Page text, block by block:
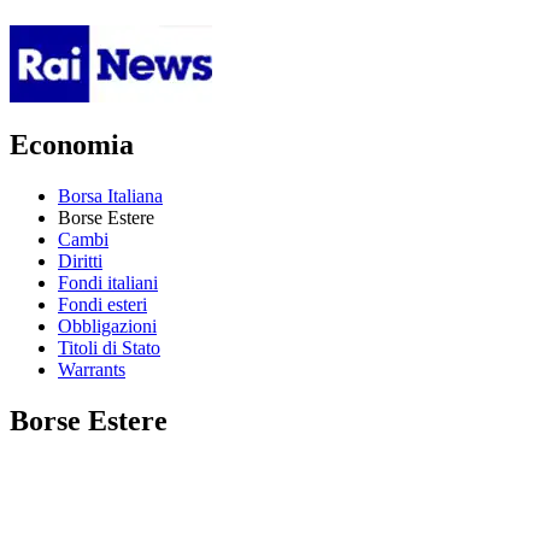
Economia
Borsa Italiana
Borse Estere
Cambi
Diritti
Fondi italiani
Fondi esteri
Obbligazioni
Titoli di Stato
Warrants
Borse Estere